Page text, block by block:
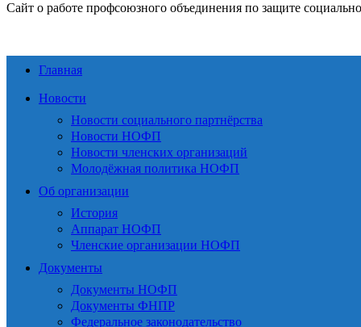
Сайт о работе профсоюзного объединения по защите
Главная
Новости
Новости социального партнёрства
Новости НОФП
Новости членских организаций
Молодёжная политика НОФП
Об организации
История
Аппарат НОФП
Членские организации НОФП
Документы
Документы НОФП
Документы ФНПР
Федеральное законодательство